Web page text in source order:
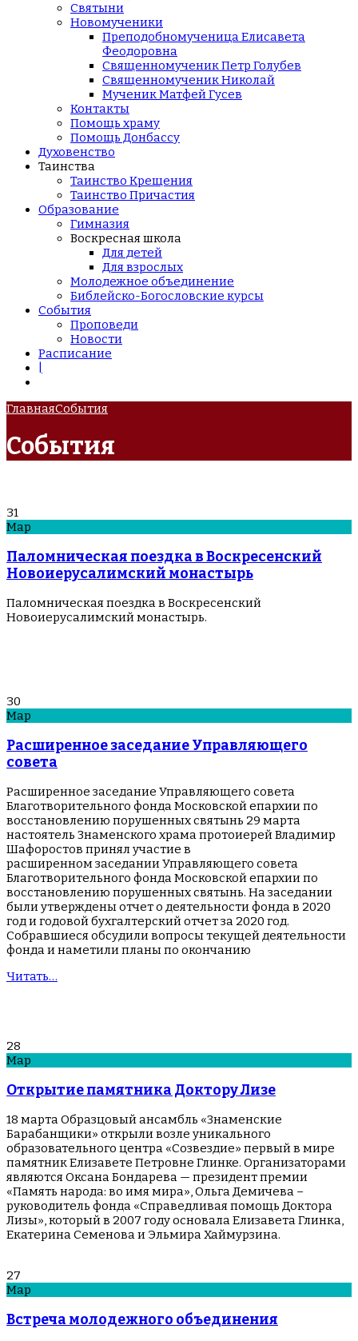
Святыни
Новомученики
Преподобномученица Елисавета
Феодоровна
Священномученик Петр Голубев
Священномученик Николай
Мученик Матфей Гусев
Контакты
Помощь храму
Помощь Донбассу
Духовенство
Таинства
Таинство Крещения
Таинство Причастия
Образование
Гимназия
Воскресная школа
Для детей
Для взрослых
Молодежное объединение
Библейско-Богословские курсы
События
Проповеди
Новости
Расписание
ГлавнаяСобытия
События
31
Мар
Паломническая поездка в Воскресенский
Новоиерусалимский монастырь
Паломническая поездка в Воскресенский
Новоиерусалимский монастырь.
30
Мар
Расширенное заседание Управляющего
совета
Расширенное заседание Управляющего совета
Благотворительного фонда Московской епархии по
восстановлению порушенных святынь 29 марта
настоятель Знаменского храма протоиерей Владимир
Шафоростов принял участие в
расширенном заседании Управляющего совета
Благотворительного фонда Московской епархии по
восстановлению порушенных святынь. На заседании
были утверждены отчет о деятельности фонда в 2020
год и годовой бухгалтерский отчет за 2020 год.
Собравшиеся обсудили вопросы текущей деятельности
фонда и наметили планы по окончанию
Читать…
28
Мар
Открытие памятника Доктору Лизе
18 марта Образцовый ансамбль «Знаменские
Барабанщики» открыли возле уникального
образовательного центра «Созвездие» первый в мире
памятник Елизавете Петровне Глинке. Организаторами
являются Оксана Бондарева — президент премии
«Память народа: во имя мира», Ольга Демичева –
руководитель фонда «Справедливая помощь Доктора
Лизы», который в 2007 году основала Елизавета Глинка,
Екатерина Семенова и Эльмира Хаймурзина.
27
Мар
Встреча молодежного объединения